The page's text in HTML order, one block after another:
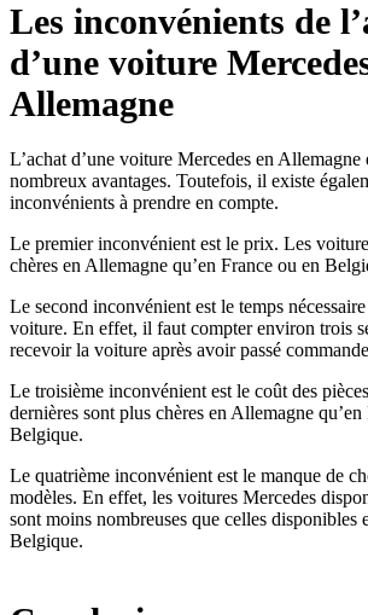
Les inconvénients de
d’une voiture
Allemagne
L’achat d’une voiture Mercedes en
nombreux avantages. Toutefois, il existe
inconvénients à prendre en compte.
Le premier inconvénient est le prix. Les
chères en Allemagne qu’en France ou en
Le second inconvénient est le temps
voiture. En effet, il faut compter environ trois
recevoir la voiture après avoir passé
Le troisième inconvénient est le coût des
dernières sont plus chères en Allemagne qu’en
Belgique.
Le quatrième inconvénient est le manque de
modèles. En effet, les voitures Mercedes
sont moins nombreuses que celles disponibles
Belgique.